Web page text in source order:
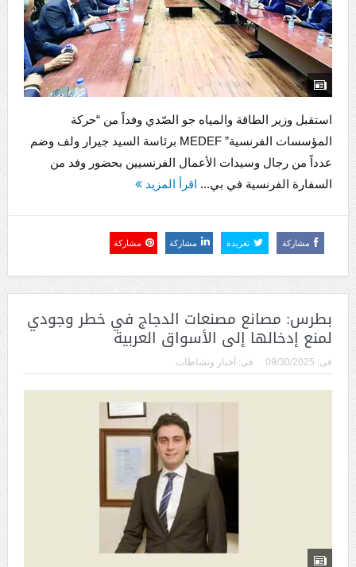
استقبل وزير الطاقة والمياه جو الصّدي وفداً من “حركة
المؤسسات الفرنسية” MEDEF برئاسة السيد جيرار ولف وضم
عدداً من رجال وسيدات الأعمال الفرنسيين بحضور وفد من
السفارة الفرنسية في بي... اقرأ المزيد
مشاركة تغريدة مشاركة مشاركة
بطرس: مصانع مصنعات الدجاج في خطر وجودي
لمنع إدخالها إلى الأسواق العربية
فى: 09/30/2025 فى: أخبار ونشاطات